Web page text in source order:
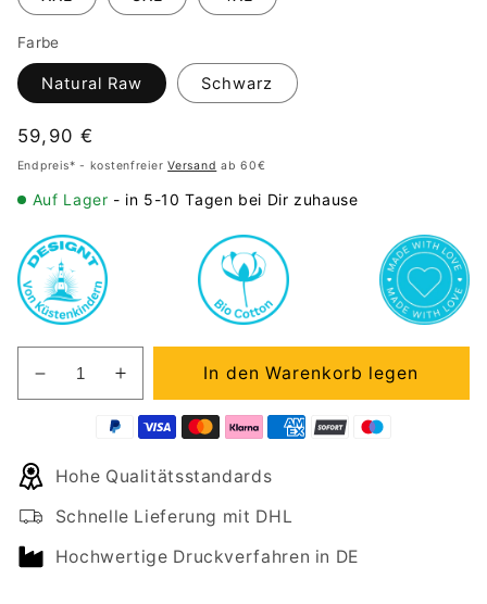
Farbe
Natural Raw Schwarz
Normaler
Preis
59,90 €
Endpreis* - kostenfreierVersand ab 60€
Auf Lager - in 5-10 Tagen bei Dir zuhause
Verringere
die
VACANCY
Hoodie
GOLDSTÜCK
Erhöhe
die
Menge
VACANCY
Hoodie
GOLDSTÜCK
In den Warenkorb legen
Hohe Qualitätsstandards
Schnelle Lieferung mit DHL
Hochwertige Druckverfahren in DE